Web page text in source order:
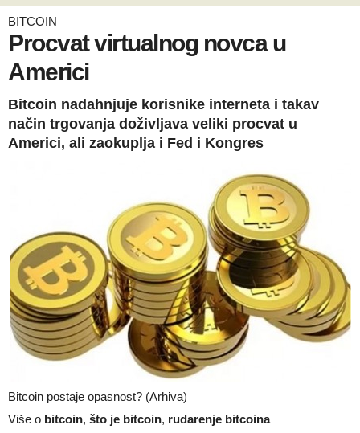
BITCOIN
Procvat virtualnog novca u
Americi
Bitcoin nadahnjuje korisnike interneta i takav
način trgovanja doživljava veliki procvat u
Americi, ali zaokuplja i Fed i Kongres
Bitcoin postaje opasnost? (Arhiva)
Više o bitcoin, što je bitcoin, rudarenje bitcoina